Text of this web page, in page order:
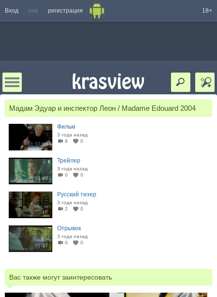
Вход или регистрация 18+
Мадам Эдуар и инспектор Леон / Madame Edouard 2004
01:32:58
Фильм
3 года назад
6
0
01:40
Трейлер
3 года назад
0
0
00:15
Русский тизер
3 года назад
2
0
01:17
Отрывок
3 года назад
0
0
Вас также могут заинтересовать